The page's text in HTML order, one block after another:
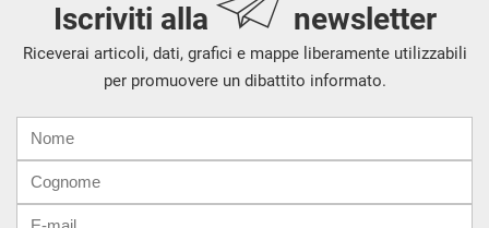
Iscriviti alla newsletter
Riceverai articoli, dati, grafici e mappe liberamente utilizzabili
per promuovere un dibattito informato.
mail